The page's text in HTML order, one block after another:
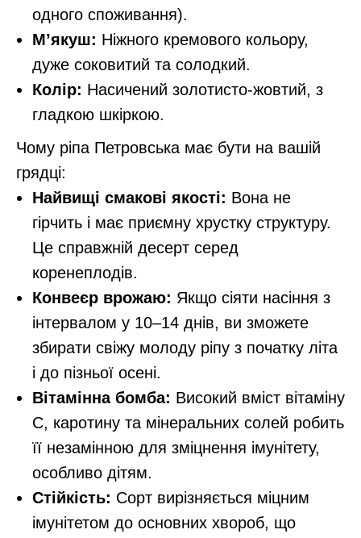
одного споживання).
М’якуш: Ніжного кремового кольору,
дуже соковитий та солодкий.
Колір: Насичений золотисто-жовтий, з
гладкою шкіркою.
Чому ріпа Петровська має бути на вашій
грядці:
Найвищі смакові якості: Вона не
гірчить і має приємну хрустку структуру.
Це справжній десерт серед
коренеплодів.
Конвеєр врожаю: Якщо сіяти насіння з
інтервалом у 10–14 днів, ви зможете
збирати свіжу молоду ріпу з початку літа
і до пізньої осені.
Вітамінна бомба: Високий вміст вітаміну
С, каротину та мінеральних солей робить
її незамінною для зміцнення імунітету,
особливо дітям.
Стійкість: Сорт вирізняється міцним
імунітетом до основних хвороб, що